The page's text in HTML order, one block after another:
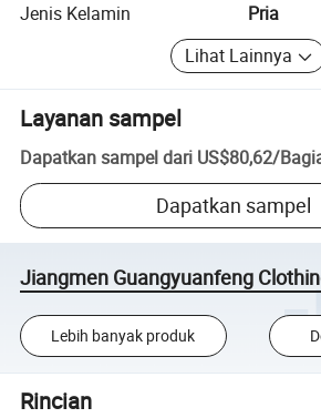
Jenis Kelamin
Pria
Lihat Lainnya
Layanan sampel
Dapatkan sampel dari US$80,62/
Dapatkan sampel
Jiangmen Guangyuanfeng
Lebih banyak produk
Rincian